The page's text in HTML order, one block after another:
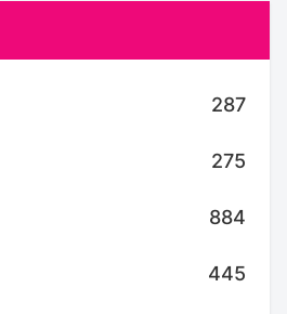
287
275
884
445